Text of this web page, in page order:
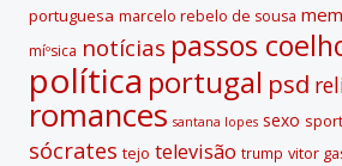
portuguesa marcelo rebelo de sousa
míºsica notí­cias passos
polí­tica portugal psd
romances santana lopes sexo
sócrates tejo televisão trump vitor